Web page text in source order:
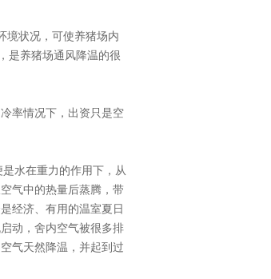
状况，可使养猪场内
是养猪场通风降温的很
率情况下，出资只是空
水在重力的作用下，从
气中的热量后蒸腾，带
经济、有用的温室夏日
动，舍内空气被很多排
气天然降温，并起到过